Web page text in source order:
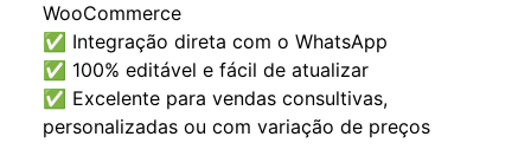
WooCommerce
✅ Integração direta com o WhatsApp
✅ 100% editável e fácil de atualizar
✅ Excelente para vendas consultivas,
personalizadas ou com variação de preços